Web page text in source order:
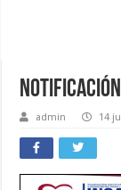
admin 14